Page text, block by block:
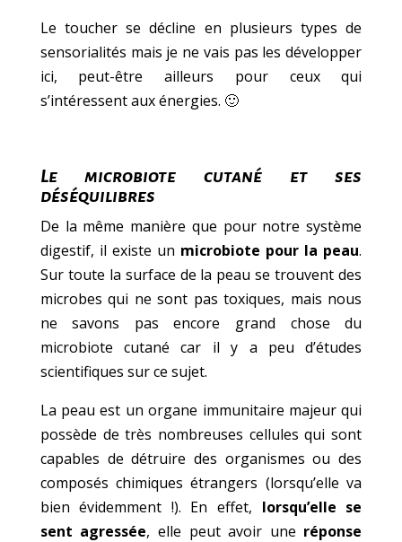
Le toucher se décline en plusieurs types de
sensorialités mais je ne vais pas les développer
ici, peut-être ailleurs pour ceux qui
s’intéressent aux énergies. 🙂
Le microbiote cutané et ses
déséquilibres
De la même manière que pour notre système
digestif, il existe un microbiote pour la peau.
Sur toute la surface de la peau se trouvent des
microbes qui ne sont pas toxiques, mais nous
ne savons pas encore grand chose du
microbiote cutané car il y a peu d’études
scientifiques sur ce sujet.
La peau est un organe immunitaire majeur qui
possède de très nombreuses cellules qui sont
capables de détruire des organismes ou des
composés chimiques étrangers (lorsqu’elle va
bien évidemment !). En effet, lorsqu’elle se
sent agressée, elle peut avoir une réponse